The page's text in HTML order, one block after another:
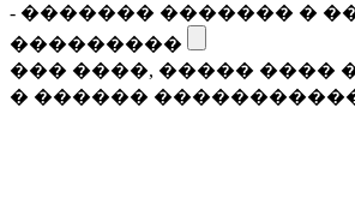
- ������� ������� �
���������
��� ����, ����� ����
� ������